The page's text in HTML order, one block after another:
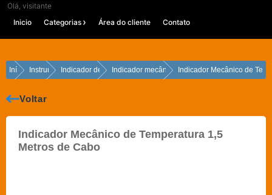
Olá, visitante
Inicio
Categorias Área do cliente Contato
Início InstrumentosIndicador de TemperaturaIndicador mecânico de temperatura
Indicador Mecânico de
Voltar
Indicador Mecânico de Temperatura 1,5
Metros de Cabo